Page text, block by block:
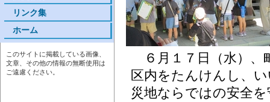
リンク集
ホーム
このサイトに掲載している画像、
文章、その他の情報の無断使用は
ご遠慮ください。
６月１７日（水）、
区内をたんけんし、
災地ならではの安全